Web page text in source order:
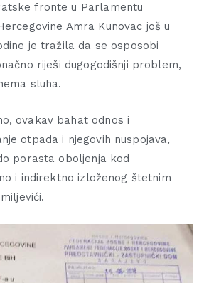
fronte u Parlamentu
Amra Kunovac još u
je tražila da se osposobi
riješi dugogodišnji problem,
sluha.
ovakav bahat odnos i
otpada i njegovih nuspojava,
porasta oboljenja kod
i indirektno izloženog štetnim